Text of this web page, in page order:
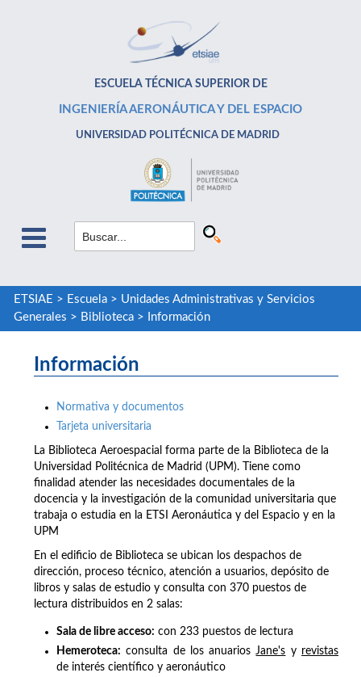
ESCUELA TÉCNICA SUPERIOR DE
INGENIERÍA AERONÁUTICA Y DEL ESPACIO
UNIVERSIDAD POLITÉCNICA DE MADRID
ETSIAE > Escuela> Unidades Administrativas y Servicios
Generales > Biblioteca> Información
Información
Normativa y documentos
Tarjeta universitaria
La Biblioteca Aeroespacial forma parte de la Biblioteca de la
Universidad Politécnica de Madrid (UPM). Tiene como
finalidad atender las necesidades documentales de la
docencia y la investigación de la comunidad universitaria que
trabaja o estudia en la ETSI Aeronáutica y del Espacio y en la
UPM
En el edificio de Biblioteca se ubican los despachos de
dirección, proceso técnico, atención a usuarios, depósito de
libros y salas de estudio y consulta con 370 puestos de
lectura distribuidos en 2 salas:
Sala de libre acceso: con 233 puestos de lectura
Hemeroteca: consulta de los anuariosJane's y revistas
de interés científico y aeronáutico